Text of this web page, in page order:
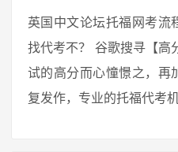
英国中文论坛托福网考流
找代考不？ 谷歌搜寻【高
试的高分而心憧憬之，再
复发作，专业的托福代考